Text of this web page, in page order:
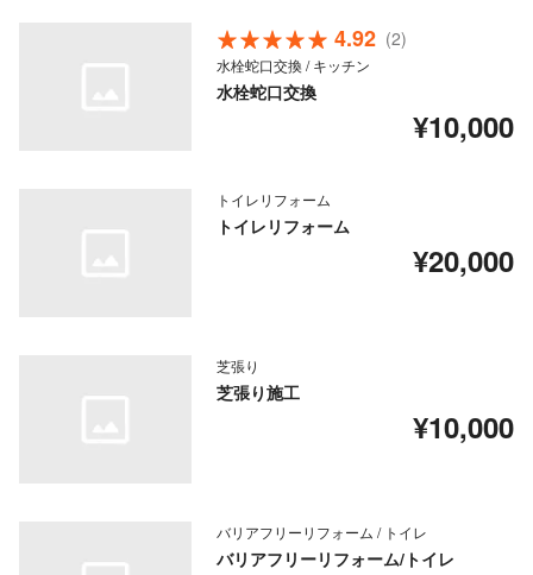
4.92 (2)
水栓蛇口交換 / キッチン
水栓蛇口交換
¥10,000
トイレリフォーム
トイレリフォーム
¥20,000
芝張り
芝張り施工
¥10,000
バリアフリーリフォーム / トイレ
バリアフリーリフォーム/トイレ